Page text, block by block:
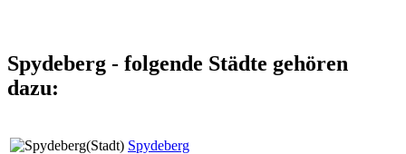
Spydeberg - folgende Städte gehören
dazu:
Spydeberg